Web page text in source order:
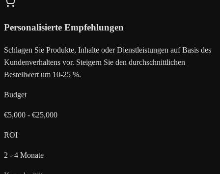
Personalisierte Empfehlungen
Schlagen Sie Produkte, Inhalte oder Dienstleistungen auf Basis des
Kundenverhaltens vor. Steigern Sie den durchschnittlichen
Bestellwert um 10-25 %.
Budget
€5,000 - €25,000
ROI
2 - 4 Monate